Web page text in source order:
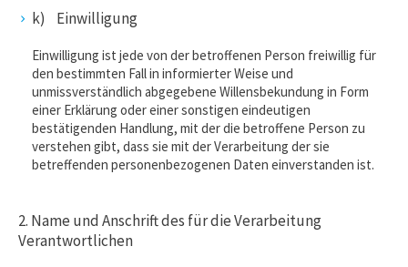
k) Einwilligung
Einwilligung ist jede von der betroffenen Person freiwillig für
den bestimmten Fall in informierter Weise und
unmissverständlich abgegebene Willensbekundung in Form
einer Erklärung oder einer sonstigen eindeutigen
bestätigenden Handlung, mit der die betroffene Person zu
verstehen gibt, dass sie mit der Verarbeitung der sie
betreffenden personenbezogenen Daten einverstanden ist.
2. Name und Anschrift des für die Verarbeitung
Verantwortlichen